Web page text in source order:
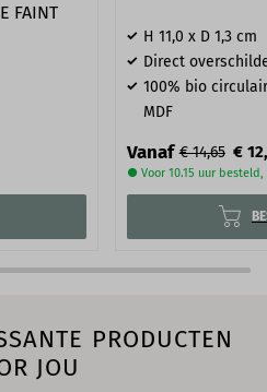
FAINT
H 11,0 x D 1,3 cm
Direct
100% bio
MDF
Vanaf € 14,65 €
● Voor 10.15 uur
PRODUCTEN
JOU